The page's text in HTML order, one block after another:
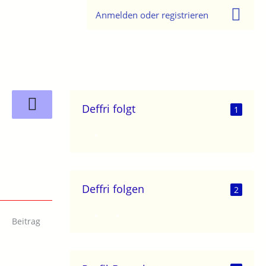
Anmelden oder registrieren
Beitrag
Deffri folgt 1
Deffri folgen 2